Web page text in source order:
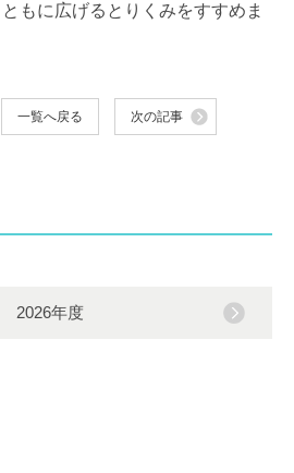
もに広げるとりくみをすすめま
一覧へ戻る 次の記事
2026年度